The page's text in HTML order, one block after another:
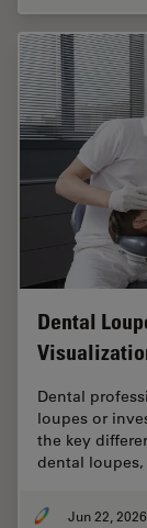
Dental
Dental
loupes or
the key
dental
Jun 22, 2026